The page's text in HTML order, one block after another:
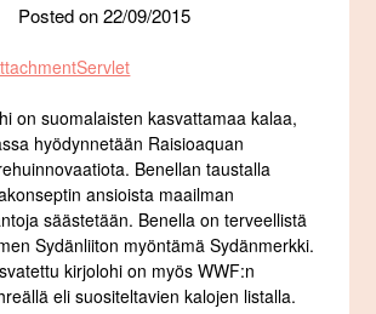
Posted on22/09/2015
on suomalaisten kasvattamaa kalaa,
hyödynnetään Raisioaquan
Benellan taustalla
ansioista maailman
säästetään. Benella on terveellistä
Sydänliiton myöntämä Sydänmerkki.
kirjolohi on myös WWF:n
eli suositeltavien kalojen listalla.